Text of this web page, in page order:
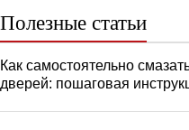
Полезные статьи
Как самостоятельно
дверей: пошаговая